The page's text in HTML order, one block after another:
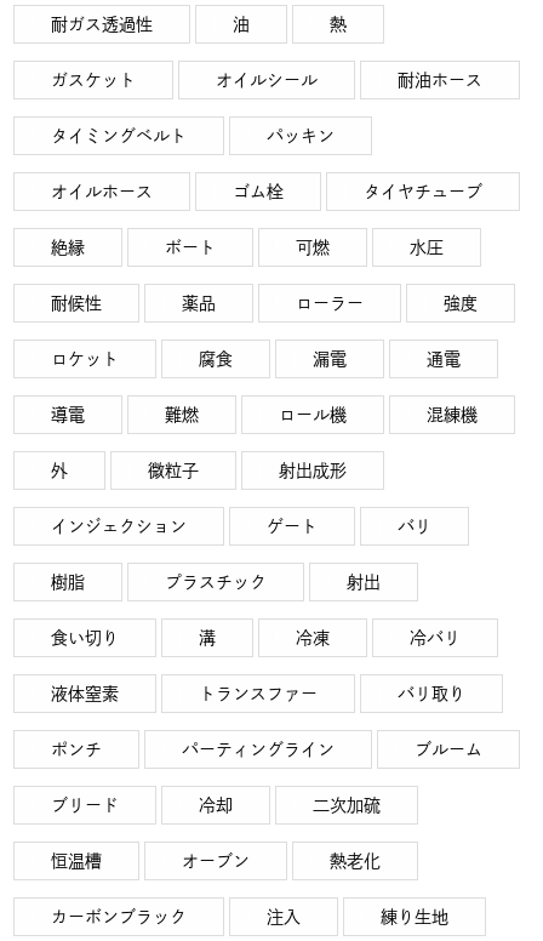
耐ガス透過性 油 熱
ガスケット オイルシール 耐油ホース
タイミングベルト パッキン
オイルホース ゴム栓 タイヤチューブ
絶縁 ボート 可燃 水圧
耐候性 薬品 ローラー 強度
ロケット 腐食 漏電 通電
導電 難燃 ロール機 混練機
外 微粒子 射出成形
インジェクション ゲート バリ
樹脂 プラスチック 射出
食い切り 溝 冷凍 冷バリ
液体窒素 トランスファー バリ取り
ポンチ パーティングライン ブルーム
ブリード 冷却 二次加硫
恒温槽 オーブン 熱老化
カーボンブラック 注入 練り生地